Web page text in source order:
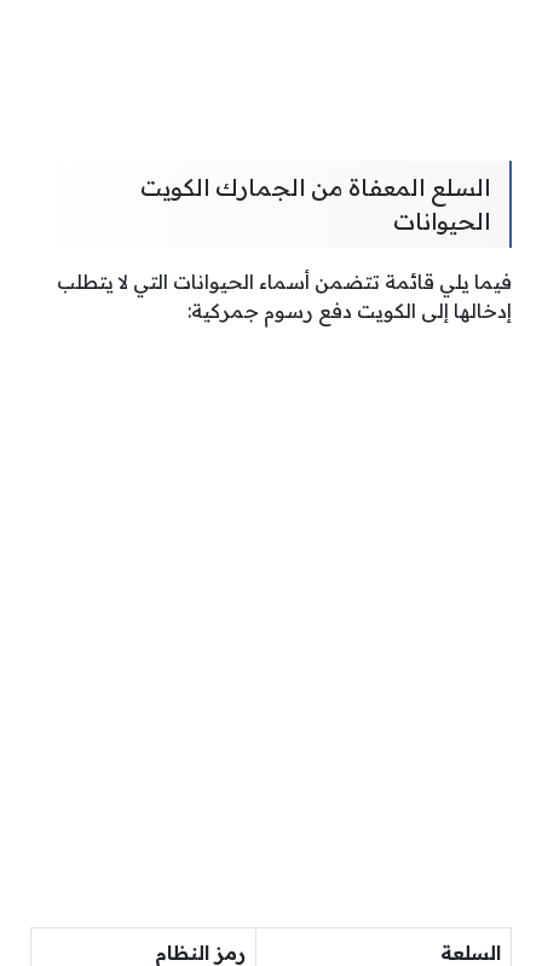
السلع المعفاة من الجمارك الكويت
الحيوانات
فيما يلي قائمة تتضمن أسماء الحيوانات التي لا يتطلب
إدخالها إلى الكويت دفع رسوم جمركية:
السلعة رمز النظام